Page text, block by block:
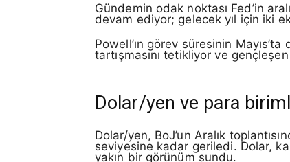
Gündemin odak noktası Fed’in
devam ediyor; gelecek yıl için iki
Powell’ın görev süresinin
tartışmasını tetikliyor ve
Dolar/yen ve para
Dolar/yen, BoJ’un Aralık
seviyesine kadar geriledi. Dolar,
yakın bir görünüm sundu.